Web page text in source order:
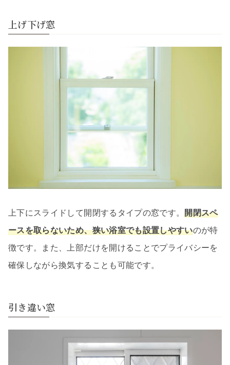
上げ下げ窓
上下にスライドして開閉するタイプの窓です。開閉スペ
ースを取らないため、狭い浴室でも設置しやすいのが特
徴です。また、上部だけを開けることでプライバシーを
確保しながら換気することも可能です。
引き違い窓